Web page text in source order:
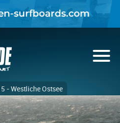
- Westliche Ostsee